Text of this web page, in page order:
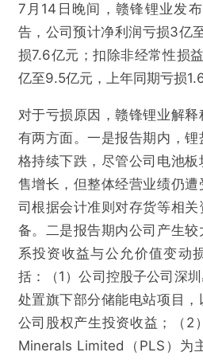
欺诈 色情
不实信息 违法犯罪
7月14日晚间，赣锋锂业发
告，公司预计净利润亏损3亿
损7.6亿元；扣除非经常性损
亿至9.5亿元，上年同期亏损1.6
对于亏损原因，赣锋锂业解
有两方面。一是报告期内，
格持续下跌，尽管公司电池
售增长，但整体经营业绩仍
司根据会计准则对存货等相
备。二是报告期内公司产生
系投资收益与公允价值变动
括：（1）公司控股子公司深
处置旗下部分储能电站项目
公司股权产生投资收益；（2
Minerals Limited（PLS）为